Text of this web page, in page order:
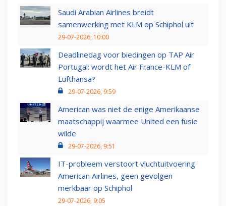
Saudi Arabian Airlines breidt
samenwerking met KLM op Schiphol uit
29-07-2026, 10:00
Deadlinedag voor biedingen op TAP Air
Portugal: wordt het Air France-KLM of
Lufthansa?
29-07-2026, 9:59
American was niet de enige Amerikaanse
maatschappij waarmee United een fusie
wilde
29-07-2026, 9:51
IT-probleem verstoort vluchtuitvoering
American Airlines, geen gevolgen
merkbaar op Schiphol
29-07-2026, 9:05